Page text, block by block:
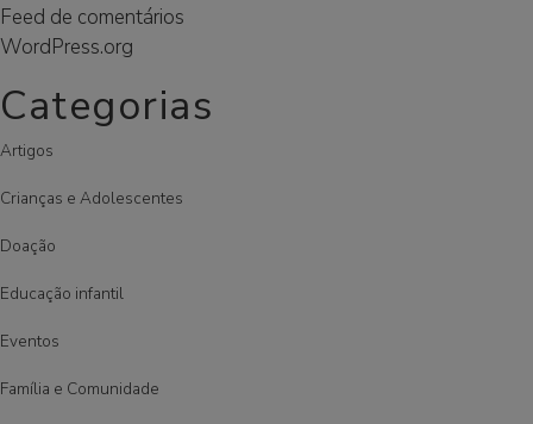
Feed de comentários
WordPress.org
Categorias
Artigos
Crianças e Adolescentes
Doação
Educação infantil
Eventos
Família e Comunidade